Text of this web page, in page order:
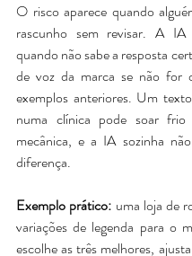
O risco aparece quando
rascunho sem revisar. A IA
quando não sabe a resposta
de voz da marca se não for
exemplos anteriores. Um
numa clínica pode soar frio
mecânica, e a IA sozinha
diferença.
Exemplo prático: uma loja de
variações de legenda para o
escolhe as três melhores,